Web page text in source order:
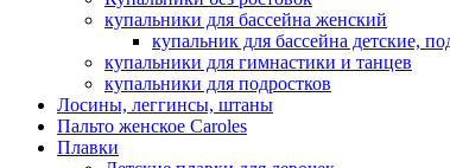
купальники для бассейна женский
купальник для бассейна детские,
купальники для гимнастики и танцев
купальники для подростков
Лосины, леггинсы, штаны
Пальто женское Caroles
Плавки